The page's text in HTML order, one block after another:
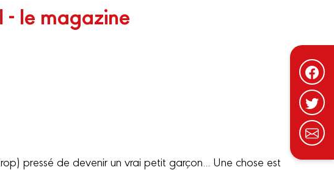
- le magazine
pressé de devenir un vrai petit garçon... Une chose est